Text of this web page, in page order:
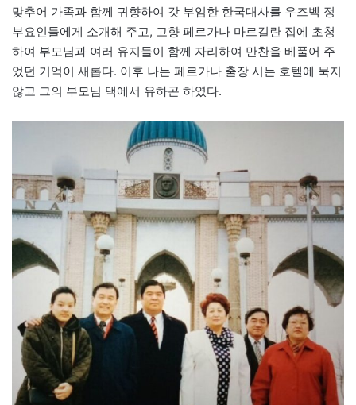
맞추어 가족과 함께 귀향하여 갓 부임한 한국대사를 우즈벡 정
부요인들에게 소개해 주고, 고향 페르가나 마르길란 집에 초청
하여 부모님과 여러 유지들이 함께 자리하여 만찬을 베풀어 주
었던 기억이 새롭다. 이후 나는 페르가나 출장 시는 호텔에 묵지
않고 그의 부모님 댁에서 유하곤 하였다.